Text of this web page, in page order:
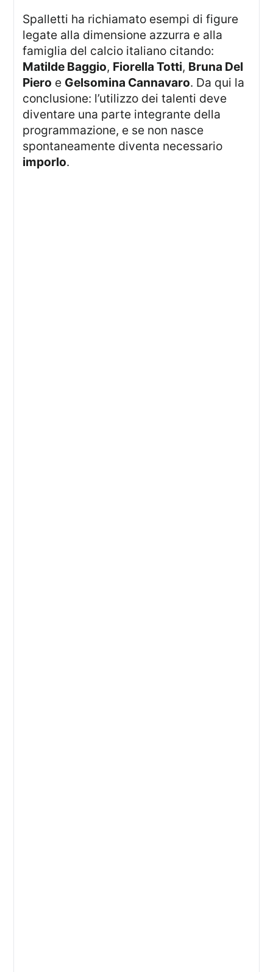
Spalletti ha richiamato esempi di figure
legate alla dimensione azzurra e alla
famiglia del calcio italiano citando:
Matilde Baggio, Fiorella Totti, Bruna Del
Piero e Gelsomina Cannavaro. Da qui la
conclusione: l’utilizzo dei talenti deve
diventare una parte integrante della
programmazione, e se non nasce
spontaneamente diventa necessario
imporlo.